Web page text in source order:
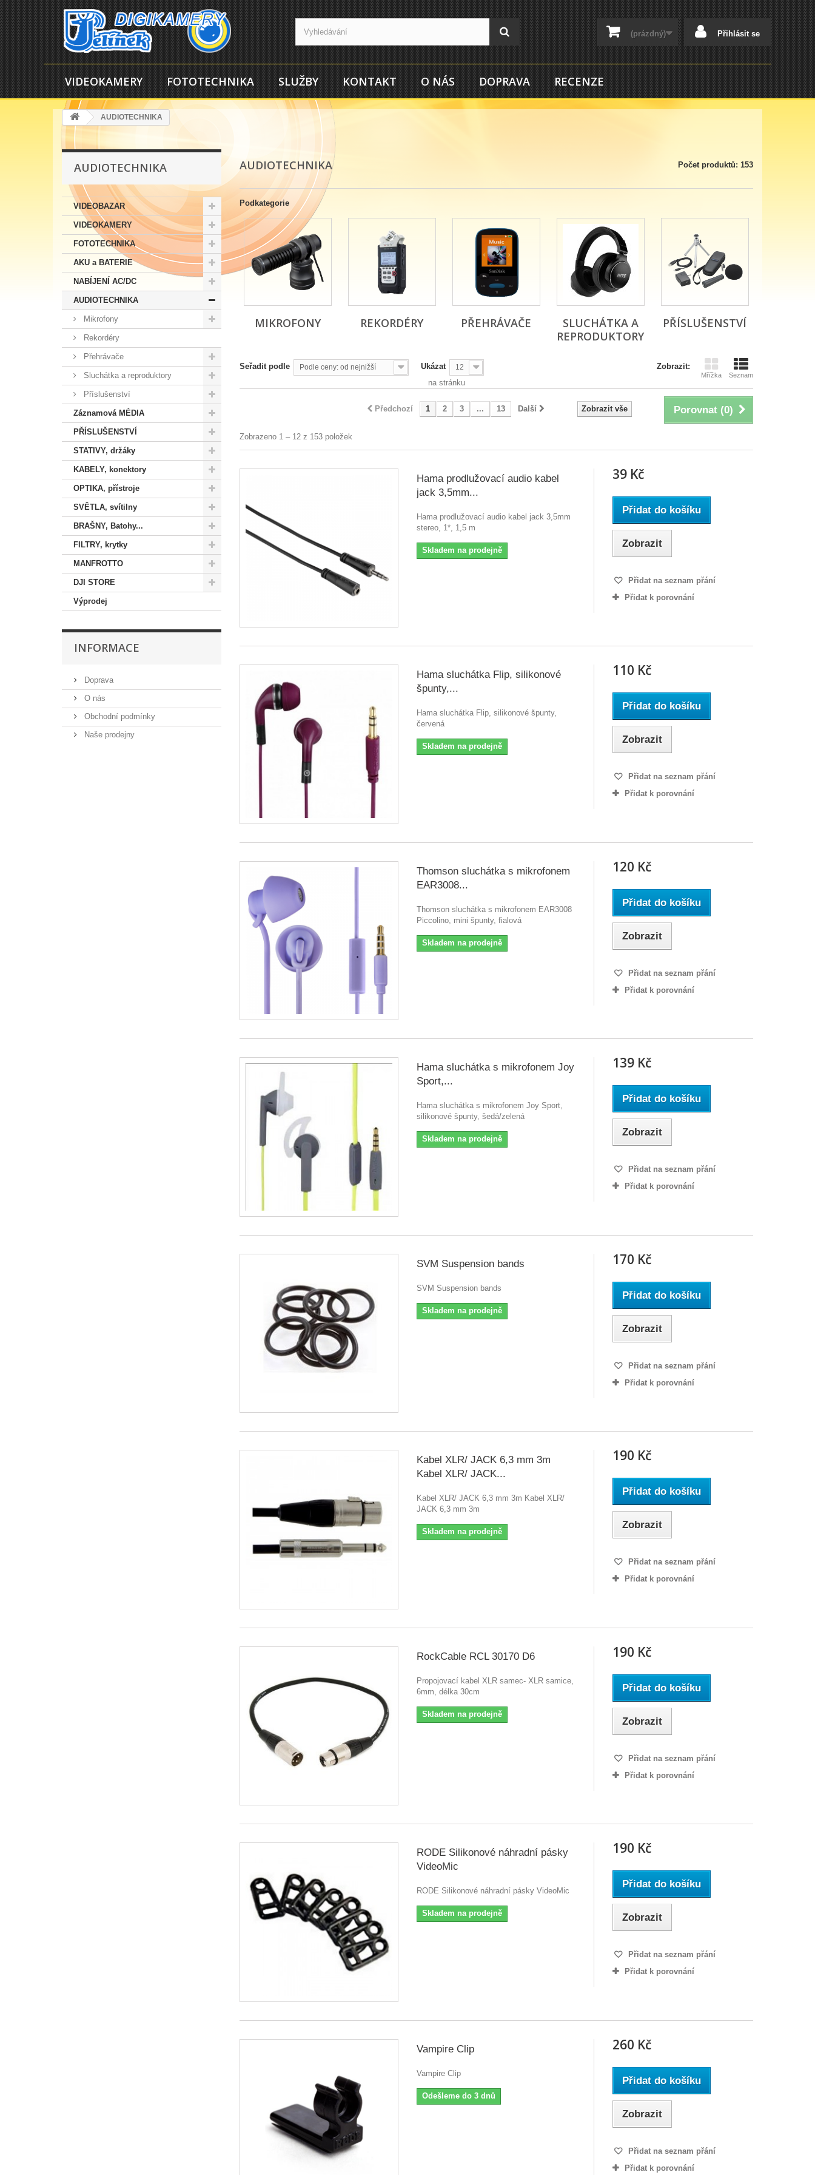
Přihlásit se
(prázdný)
VIDEOKAMERY FOTOTECHNIKA SLUŽBY KONTAKT O NÁS DOPRAVA RECENZE
AUDIOTECHNIKA
AUDIOTECHNIKA
VIDEOBAZAR
VIDEOKAMERY
FOTOTECHNIKA
AKU a BATERIE
NABÍJENÍ AC/DC
AUDIOTECHNIKA
Mikrofony
Rekordéry
Přehrávače
Sluchátka a reproduktory
Příslušenství
Záznamová MÉDIA
PŘÍSLUŠENSTVÍ
STATIVY, držáky
KABELY, konektory
OPTIKA, přístroje
SVĚTLA, svítilny
BRAŠNY, Batohy...
FILTRY, krytky
MANFROTTO
DJI STORE
Výprodej
INFORMACE
Doprava
O nás
Obchodní podmínky
Naše prodejny
AUDIOTECHNIKA Počet produktů: 153
Podkategorie
MIKROFONY REKORDÉRY PŘEHRÁVAČE
SLUCHÁTKA A
REPRODUKTORY
PŘÍSLUŠENSTVÍ
Zobrazit:
Mřížka Seznam
Seřadit podle Podle ceny: od nejnižší Ukázat 12
na stránku
Porovnat (0)
Zobrazit vše
Předchozí 1 2 3 ... 13 Další
Zobrazeno 1 – 12 z 153 položek
Hama prodlužovací audio kabel
jack 3,5mm...
Hama prodlužovací audio kabel jack 3,5mm
stereo, 1*, 1,5 m
Skladem na prodejně
39 Kč
Přidat do košíku
Zobrazit
Přidat na seznam přání
Přidat k porovnání
Hama sluchátka Flip, silikonové
špunty,...
Hama sluchátka Flip, silikonové špunty,
červená
Skladem na prodejně
110 Kč
Přidat do košíku
Zobrazit
Přidat na seznam přání
Přidat k porovnání
Thomson sluchátka s mikrofonem
EAR3008...
Thomson sluchátka s mikrofonem EAR3008
Piccolino, mini špunty, fialová
Skladem na prodejně
120 Kč
Přidat do košíku
Zobrazit
Přidat na seznam přání
Přidat k porovnání
Hama sluchátka s mikrofonem Joy
Sport,...
Hama sluchátka s mikrofonem Joy Sport,
silikonové špunty, šedá/zelená
Skladem na prodejně
139 Kč
Přidat do košíku
Zobrazit
Přidat na seznam přání
Přidat k porovnání
SVM Suspension bands
SVM Suspension bands
Skladem na prodejně
170 Kč
Přidat do košíku
Zobrazit
Přidat na seznam přání
Přidat k porovnání
Kabel XLR/ JACK 6,3 mm 3m
Kabel XLR/ JACK...
Kabel XLR/ JACK 6,3 mm 3m Kabel XLR/
JACK 6,3 mm 3m
Skladem na prodejně
190 Kč
Přidat do košíku
Zobrazit
Přidat na seznam přání
Přidat k porovnání
RockCable RCL 30170 D6
Propojovací kabel XLR samec- XLR samice,
6mm, délka 30cm
Skladem na prodejně
190 Kč
Přidat do košíku
Zobrazit
Přidat na seznam přání
Přidat k porovnání
RODE Silikonové náhradní pásky
VideoMic
RODE Silikonové náhradní pásky VideoMic
Skladem na prodejně
190 Kč
Přidat do košíku
Zobrazit
Přidat na seznam přání
Přidat k porovnání
Vampire Clip
Vampire Clip
Odešleme do 3 dnů
260 Kč
Přidat do košíku
Zobrazit
Přidat na seznam přání
Přidat k porovnání